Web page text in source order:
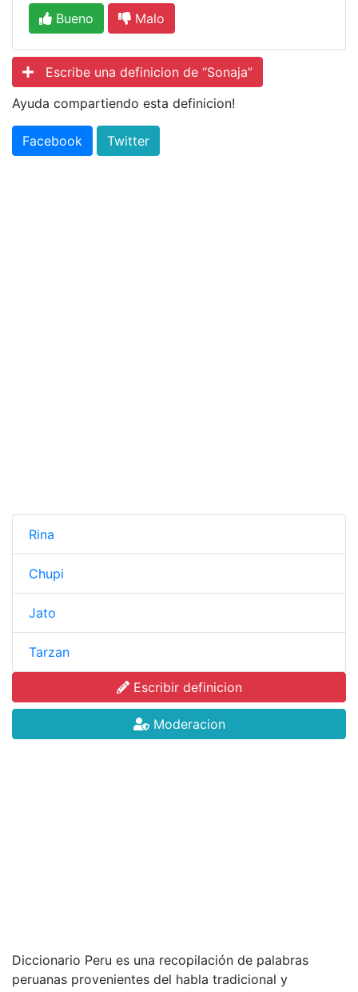
Bueno Malo
Escribe una definicion de “Sonaja”
Ayuda compartiendo esta definicion!
Facebook Twitter
Rina
Chupi
Jato
Tarzan
Escribir definicion
Moderacion
Diccionario Peru es una recopilación de palabras
peruanas provenientes del habla tradicional y